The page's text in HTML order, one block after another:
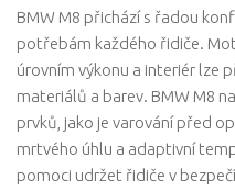
BMW M8 přichází s řadou
potřebám každého řidiče.
úrovním výkonu a interiér lze
materiálů a barev. BMW M8
prvků, jako je varování před
mrtvého úhlu a adaptivní
pomoci udržet řidiče v